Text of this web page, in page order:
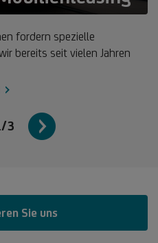
fordern spezielle
bereits seit vielen Jahren
3
Sie uns